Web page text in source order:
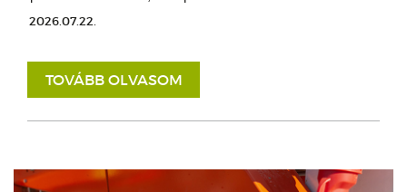
2026.07.22.
TOVÁBB OLVASOM